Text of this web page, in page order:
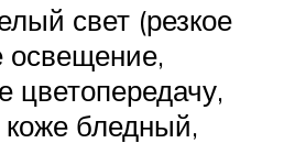
свет (резкое
освещение,
бледный,